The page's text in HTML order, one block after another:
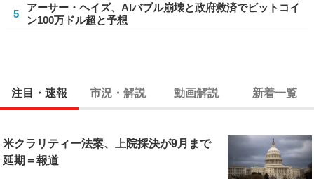
5
アーサー・ヘイズ、AIバブル崩壊と政府救済でビットコイ
ン100万ドル超と予想
注目・速報 市況・解説 動画解説 新着一覧
米クラリティー法案、上院採決が9月まで
延期＝報道